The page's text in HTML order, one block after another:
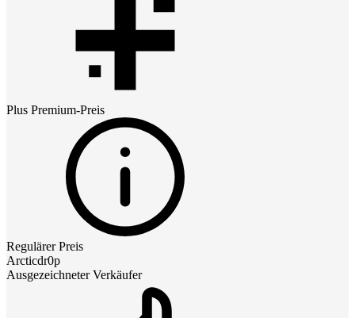
Plus Premium-Preis
Regulärer Preis
Arcticdr0p
Ausgezeichneter Verkäufer